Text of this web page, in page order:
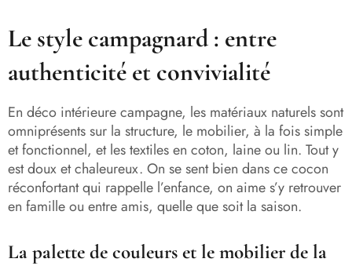
Le style campagnard : entre
authenticité et convivialité
En déco intérieure campagne, les matériaux naturels sont
omniprésents sur la structure, le mobilier, à la fois simple
et fonctionnel, et les textiles en coton, laine ou lin. Tout y
est doux et chaleureux. On se sent bien dans ce cocon
réconfortant qui rappelle l’enfance, on aime s’y retrouver
en famille ou entre amis, quelle que soit la saison.
La palette de couleurs et le mobilier de la